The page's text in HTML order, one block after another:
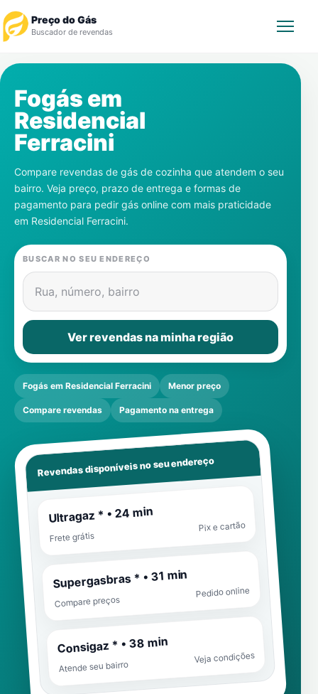
Preço do Gás
Buscador de revendas
Revendedor
Notícias
Cadastre-se
Gás
Contatos
Fogás em
Residencial
Ferracini
Compare revendas de gás de cozinha que atendem o seu
bairro. Veja preço, prazo de entrega e formas de
pagamento para pedir gás online com mais praticidade
em Residencial Ferracini.
BUSCAR NO SEU ENDEREÇO
Rua, número, bairro
Ver revendas na minha região
Fogás em Residencial Ferracini Menor preço
Compare revendas Pagamento na entrega
Revendas disponíveis no seu endereço
Ultragaz * • 24 min
Frete grátis
Pix e cartão
Supergasbras * • 31 min
Compare preços
Pedido online
Consigaz * • 38 min
Atende seu bairro
Veja condições